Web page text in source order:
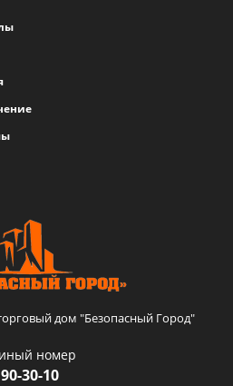
дом "Безопасный Город"
номер
90-30-10